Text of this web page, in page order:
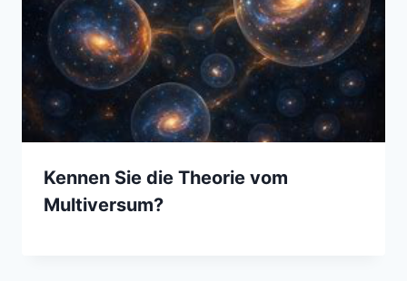
Kennen Sie die Theorie vom
Multiversum?